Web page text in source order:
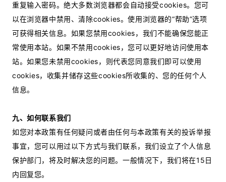
重复输入密码。绝大多数浏览器都会自动接受cookies。您可
以在浏览器中禁用、清除cookies。使用浏览器的“帮助”选项
可获得相关信息。如果您禁用cookies，我们不能确保您能正
常使用本站。如果不禁用cookies，您可以更好地访问使用本
站。如果您未禁用cookies，则代表您同意我们即可以使用
cookies，收集并储存这些cookies所收集的、您的任何个人
信息。
九、如何联系我们
如您对本政策有任何疑问或者由任何与本政策有关的投诉举报
事宜，您可以用过以下方式与我们联系，我们设立了个人信息
保护部门，将及时解决您的问题。一般情况下，我们将在15日
内回复您。